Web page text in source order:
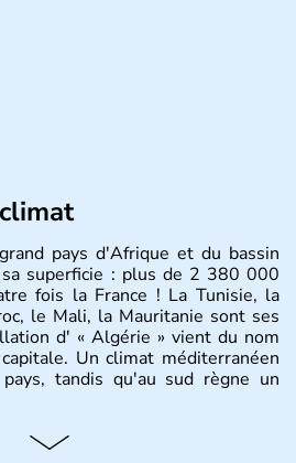
pays d'Afrique et du bassin
superficie : plus de 2 380 000
fois la France ! La Tunisie, la
le Mali, la Mauritanie sont ses
d' « Algérie » vient du nom
Un climat méditerranéen
tandis qu'au sud règne un